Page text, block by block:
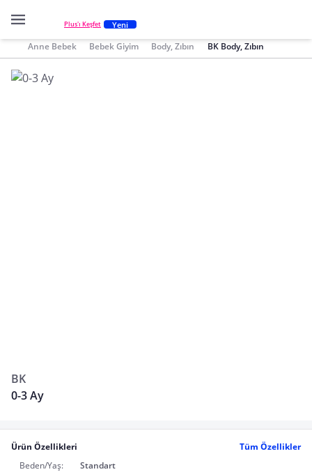
Plus'ı Keşfet Yeni
Anne Bebek Bebek Giyim Body, Zıbın BK Body, Zıbın
BK
0-3 Ay
Ürün Özellikleri
Tüm Özellikler
Beden/Yaş:
Standart